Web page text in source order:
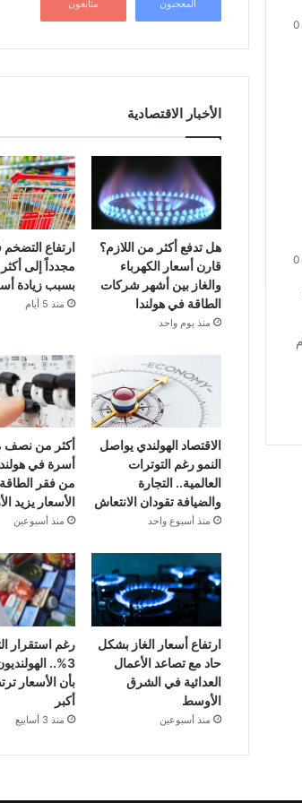
0
0
المعجبون متابعون
الأخبار الاقتصادية
هل تدفع أكثر من اللازم؟
قارن أسعار الكهرباء
والغاز بين أشهر شركات
الطاقة في هولندا
منذ يوم واحد
ارتفاع التضخم
بسبب زيادة
منذ 5 أيام
الاقتصاد الهولندي يواصل
النمو رغم التوترات
العالمية.. التجارة
والضيافة تقودان الانتعاش
منذ أسبوع واحد
أكثر من نصف
أسرة في
من فقر
الأسعار يزيد
منذ أسبوعين
ارتفاع أسعار الغاز بشكل
حاد مع تصاعد الأعمال
العدائية في الشرق
الأوسط
منذ أسبوعين
رغم استقرار
3%..
بأن الأسعار
أكبر
منذ 3 أسابيع